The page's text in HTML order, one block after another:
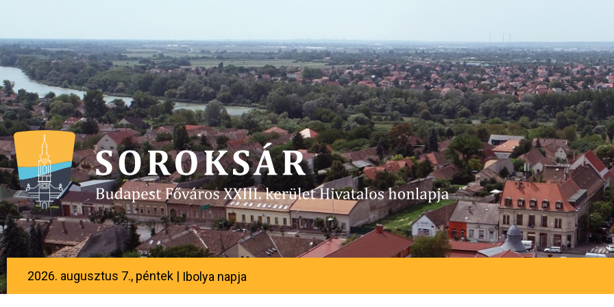
2026. augusztus 7., péntek | Ibolya napja